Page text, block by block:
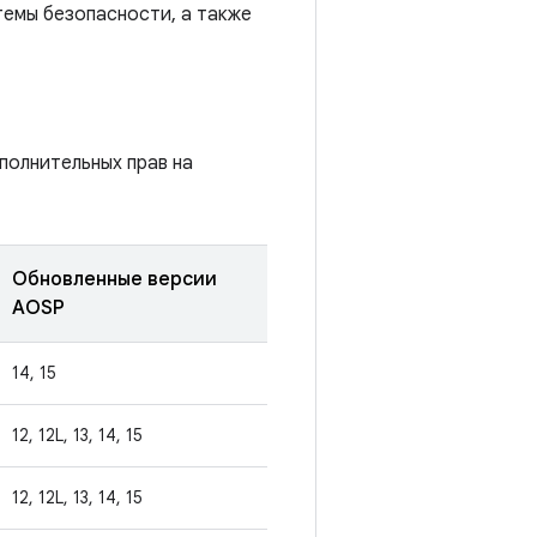
безопасности, а также
прав на
Обновленные версии
AOSP
14, 15
12, 12L, 13, 14, 15
12, 12L, 13, 14, 15